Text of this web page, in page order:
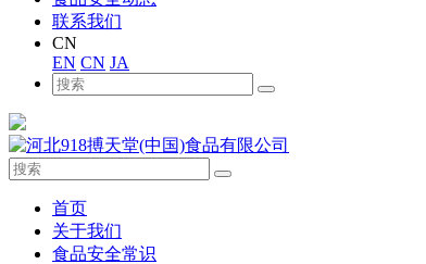
联系我们
CN
EN CN JA
首页
关于我们
食品安全常识